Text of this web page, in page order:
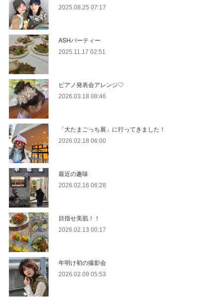
2025.08.25 07:17
ASHパーティー
2025.11.17 02:51
ピアノ発表会アレンジ♡
2026.03.18 08:46
「大たまごっち展」に行ってきました！
2026.02.18 06:00
最近の趣味
2026.02.16 06:28
目指せ美肌！！
2026.02.13 00:17
年明け初の撮影会
2026.02.09 05:53